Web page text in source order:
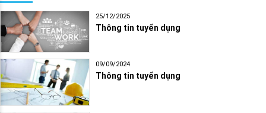
25/12/2025
Thông tin tuyển dụng
09/09/2024
Thông tin tuyển dụng